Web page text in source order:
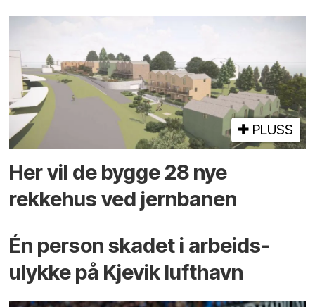
PLUSS
Her vil de bygge 28 nye
rekkehus ved jernbanen
Én person skadet i arbeids­
ulykke på Kjevik lufthavn